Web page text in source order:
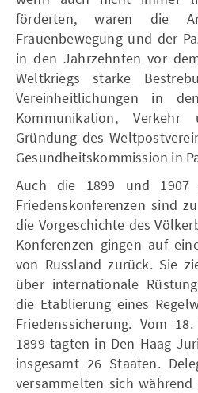
förderten, waren die
Frauenbewegung und der
in den Jahrzehnten vor
Weltkriegs starke
Vereinheitlichungen in
Kommunikation,
Gründung des
Gesundheitskommission in
Auch die 1899 und 1907
Friedenskonferenzen sind
die Vorgeschichte des
Konferenzen gingen auf
von Russland zurück. Sie
über internationale
die Etablierung eines
Friedenssicherung. Vom
1899 tagten in Den Haag
insgesamt 26 Staaten.
versammelten sich